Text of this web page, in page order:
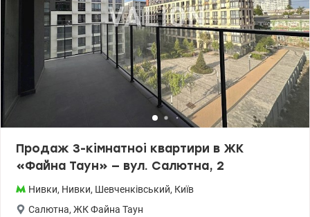
захід, вул. І Виговського. Планування 1С4, загальна площа
квартири 42,4 м2. Функціонально складається з великої кухні-
вітальні 18,5 м2, кімнати 13 м2, просторого коридору 6,3 м2 і
санвузла 4,65 м2. Будинок на стадії введення в експлуатацію.
Отримання ключів через 2-3 місяці. Зробити ремонт і
відсвяткувати новосілля в цьому році цілком реально. Ціна -
найкраща в комплексі. Перепоступка включена у вартість. Є інші
варіанти. Телефонуйте щоб дізнатись більше) Ціна : 73500 у.о.
0504434948 Оксана Романець valion.ua/1152862
Продаж 3-кімнатноі квартири в ЖК
«Файна Таун» — вул. Салютна, 2
Нивки, Нивки, Шевченківський, Київ
Салютна, ЖК Файна Таун